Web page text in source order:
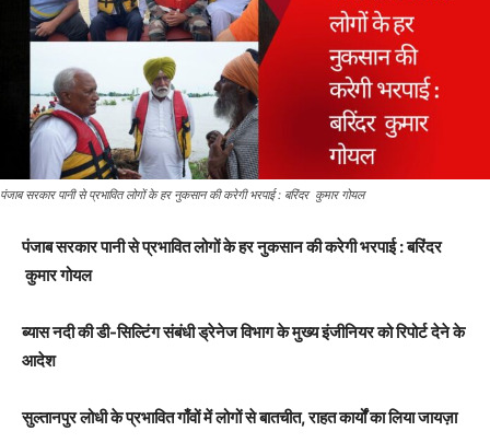
पंजाब सरकार पानी से प्रभावित लोगों के हर नुकसान की करेगी भरपाई : बरिंदर कुमार गोयल
पंजाब सरकार पानी से प्रभावित लोगों के हर नुकसान की करेगी भरपाई : बरिंदर
कुमार गोयल
ब्यास नदी की डी-सिल्टिंग संबंधी ड्रेनेज विभाग के मुख्य इंजीनियर को रिपोर्ट देने के
आदेश
सुल्तानपुर लोधी के प्रभावित गाँवों में लोगों से बातचीत, राहत कार्यों का लिया जायज़ा